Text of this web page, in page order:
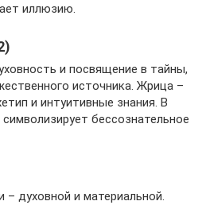
иллюзию.
и посвящение в тайны,
источника. Жрица –
и интуитивные знания. В
бессознательное
духовной и материальной.